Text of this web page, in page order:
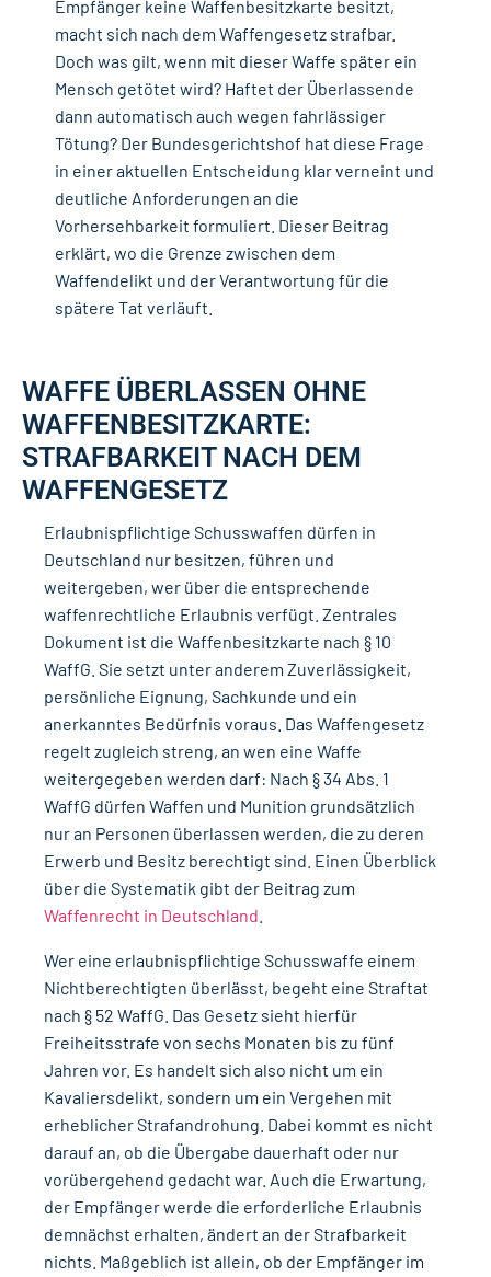
Empfänger keine Waffenbesitzkarte besitzt,
macht sich nach dem Waffengesetz strafbar.
Doch was gilt, wenn mit dieser Waffe später ein
Mensch getötet wird? Haftet der Überlassende
dann automatisch auch wegen fahrlässiger
Tötung? Der Bundesgerichtshof hat diese Frage
in einer aktuellen Entscheidung klar verneint und
deutliche Anforderungen an die
Vorhersehbarkeit formuliert. Dieser Beitrag
erklärt, wo die Grenze zwischen dem
Waffendelikt und der Verantwortung für die
spätere Tat verläuft.
WAFFE ÜBERLASSEN OHNE
WAFFENBESITZKARTE:
STRAFBARKEIT NACH DEM
WAFFENGESETZ
Erlaubnispflichtige Schusswaffen dürfen in
Deutschland nur besitzen, führen und
weitergeben, wer über die entsprechende
waffenrechtliche Erlaubnis verfügt. Zentrales
Dokument ist die Waffenbesitzkarte nach § 10
WaffG. Sie setzt unter anderem Zuverlässigkeit,
persönliche Eignung, Sachkunde und ein
anerkanntes Bedürfnis voraus. Das Waffengesetz
regelt zugleich streng, an wen eine Waffe
weitergegeben werden darf: Nach § 34 Abs. 1
WaffG dürfen Waffen und Munition grundsätzlich
nur an Personen überlassen werden, die zu deren
Erwerb und Besitz berechtigt sind. Einen Überblick
über die Systematik gibt der Beitrag zum
Waffenrecht in Deutschland
Wer eine erlaubnispflichtige Schusswaffe einem
Nichtberechtigten überlässt, begeht eine Straftat
nach § 52 WaffG. Das Gesetz sieht hierfür
Freiheitsstrafe von sechs Monaten bis zu fünf
Jahren vor. Es handelt sich also nicht um ein
Kavaliersdelikt, sondern um ein Vergehen mit
erheblicher Strafandrohung. Dabei kommt es nicht
darauf an, ob die Übergabe dauerhaft oder nur
vorübergehend gedacht war. Auch die Erwartung,
der Empfänger werde die erforderliche Erlaubnis
demnächst erhalten, ändert an der Strafbarkeit
nichts. Maßgeblich ist allein, ob der Empfänger im